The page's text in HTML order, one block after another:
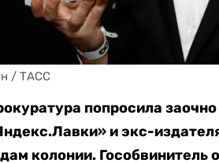
/ ТАСС
попросила
и экс-
колонии.